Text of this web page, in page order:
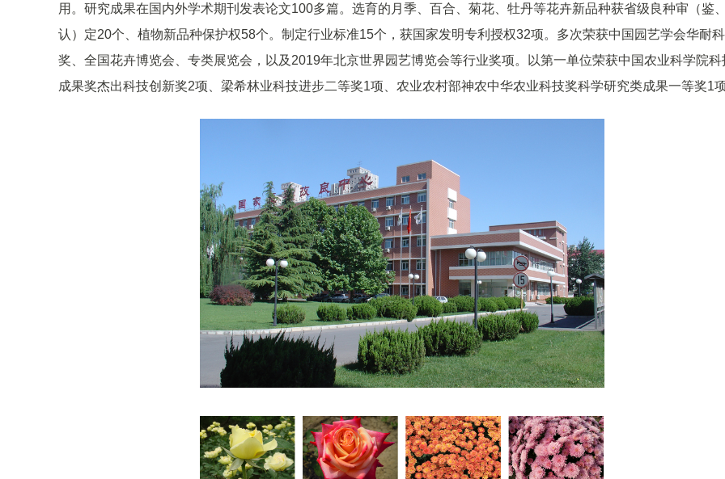
用。研究成果在国内外学术期刊发表论文100多篇。选育的月季、百合、菊花、牡丹等花卉新品种获省级良种审（鉴
认）定20个、植物新品种保护权58个。制定行业标准15个，获国家发明专利授权32项。多次荣获中国园艺学会华耐
奖、全国花卉博览会、专类展览会，以及2019年北京世界园艺博览会等行业奖项。以第一单位荣获中国农业科学院科
成果奖杰出科技创新奖2项、梁希林业科技进步二等奖1项、农业农村部神农中华农业科技奖科学研究类成果一等奖1